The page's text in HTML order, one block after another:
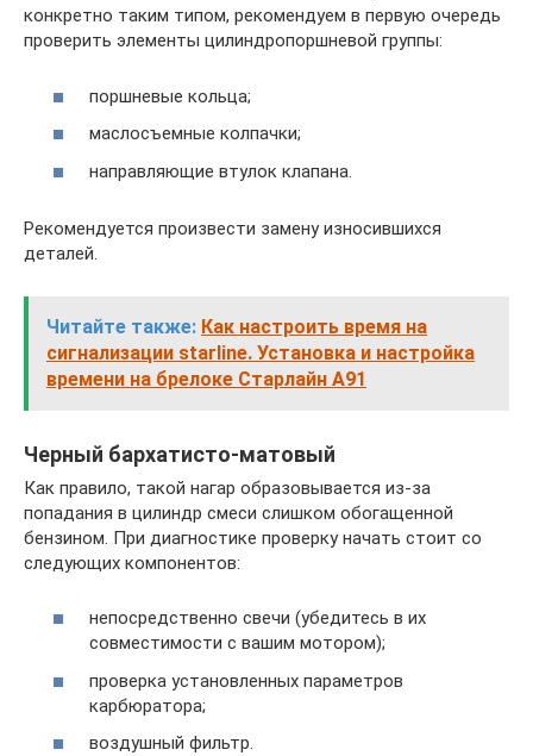
конкретно таким типом, рекомендуем в первую очередь
проверить элементы цилиндропоршневой группы:
поршневые кольца;
маслосъемные колпачки;
направляющие втулок клапана.
Рекомендуется произвести замену износившихся
деталей.
Читайте также: Как настроить время на
сигнализации starline. Установка и настройка
времени на брелоке Старлайн А91
Черный бархатисто-матовый
Как правило, такой нагар образовывается из-за
попадания в цилиндр смеси слишком обогащенной
бензином. При диагностике проверку начать стоит со
следующих компонентов:
непосредственно свечи (убедитесь в их
совместимости с вашим мотором);
проверка установленных параметров
карбюратора;
воздушный фильтр.